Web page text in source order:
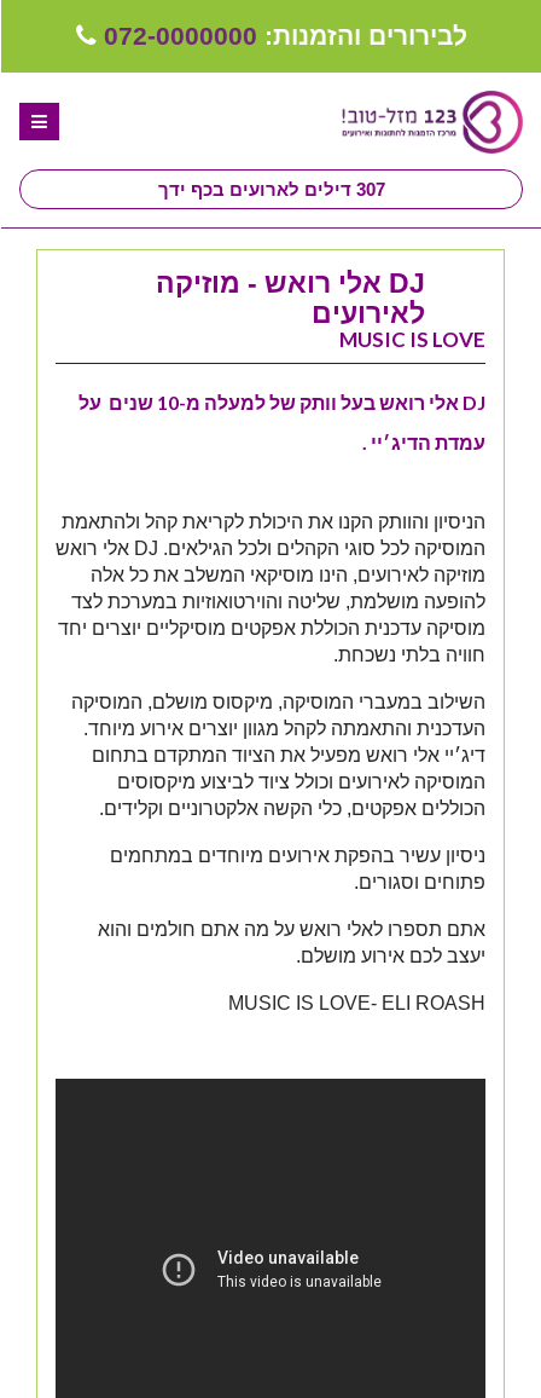
לבירורים והזמנות: 072-0000000
307 דילים לארועים בכף ידך
ספקים לחתונה מומלצים
קבלו ייעוץ בחינם
טיפים לארגון ותכנון חתונה
קבוצת וואטסאפ-ספקים עונים LIVE
DJ אלי רואש - מוזיקה
לאירועים
MUSIC IS LOVE
DJ אלי רואש בעל וותק של למעלה מ-10 שנים על
עמדת הדיג׳יי .
הניסיון והוותק הקנו את היכולת לקריאת קהל ולהתאמת
המוסיקה לכל סוגי הקהלים ולכל הגילאים. DJ אלי רואש
מוזיקה לאירועים, הינו מוסיקאי המשלב את כל אלה
להופעה מושלמת, שליטה והוירטואוזיות במערכת לצד
מוסיקה עדכנית הכוללת אפקטים מוסיקליים יוצרים יחד
חוויה בלתי נשכחת.
השילוב במעברי המוסיקה, מיקסוס מושלם, המוסיקה
העדכנית והתאמתה לקהל מגוון יוצרים אירוע מיוחד.
דיג׳יי אלי רואש מפעיל את הציוד המתקדם בתחום
המוסיקה לאירועים וכולל ציוד לביצוע מיקסוסים
הכוללים אפקטים, כלי הקשה אלקטרוניים וקלידים.
ניסיון עשיר בהפקת אירועים מיוחדים במתחמים
פתוחים וסגורים.
אתם תספרו לאלי רואש על מה אתם חולמים והוא
יעצב לכם אירוע מושלם.
MUSIC IS LOVE- ELI ROASH